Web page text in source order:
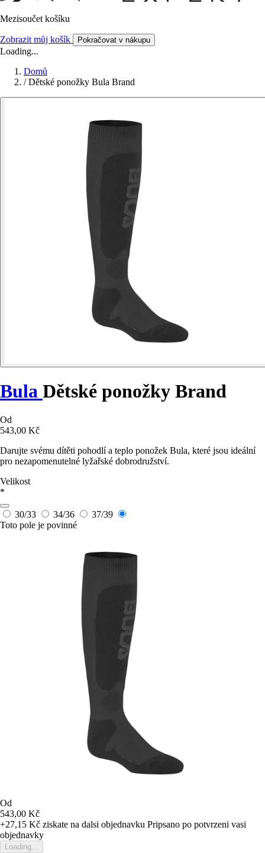
Mezisoučet košíku
Zobrazit můj košík Pokračovat v nákupu
Loading...
Domů
/ Dětské ponožky Bula Brand
Bula Dětské ponožky Brand
Od
543,00 Kč
Darujte svému dítěti pohodlí a teplo ponožek Bula, které jsou ideální
pro nezapomenutelné lyžařské dobrodružství.
Velikost
*
30/33 34/36
37/39
Toto pole je povinné
Od
543,00 Kč
+27,15 Kč ziskate na dalsi objednavku Pripsano po potvrzeni vasi
objednavky
Loading...